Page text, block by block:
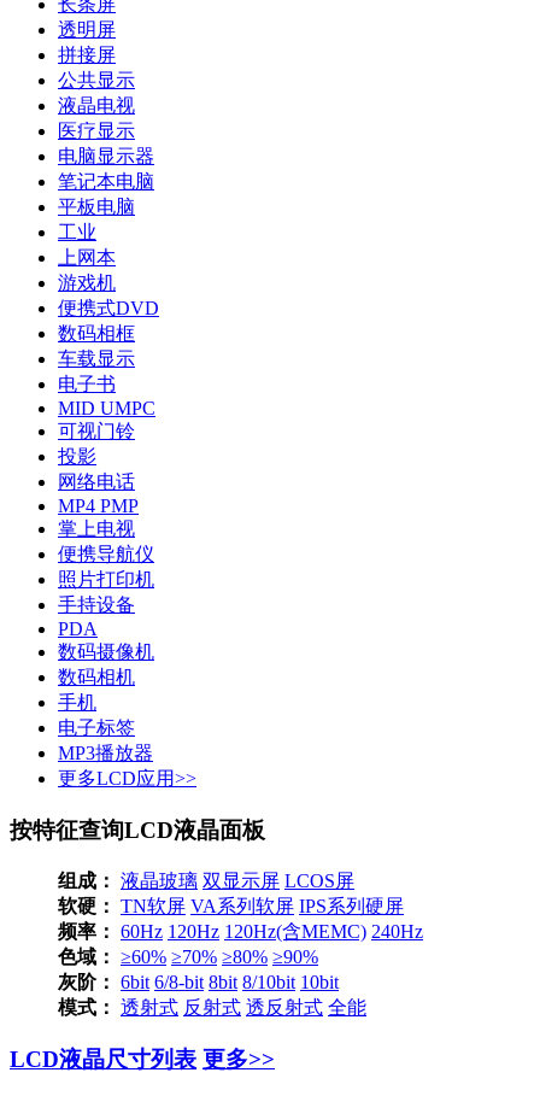
长条屏
透明屏
拼接屏
公共显示
液晶电视
医疗显示
电脑显示器
笔记本电脑
平板电脑
工业
上网本
游戏机
便携式DVD
数码相框
车载显示
电子书
MID UMPC
可视门铃
投影
网络电话
MP4 PMP
掌上电视
便携导航仪
照片打印机
手持设备
PDA
数码摄像机
数码相机
手机
电子标签
MP3播放器
更多LCD应用>>
按特征查询LCD液晶面板
组成： 液晶玻璃 双显示屏 LCOS屏
软硬： TN软屏 VA系列软屏 IPS系列硬屏
频率： 60Hz 120Hz 120Hz(含MEMC) 240Hz
色域： ≥60% ≥70% ≥80% ≥90%
灰阶： 6bit 6/8-bit 8bit 8/10bit 10bit
模式： 透射式 反射式 透反射式 全能
LCD液晶尺寸列表 更多>>